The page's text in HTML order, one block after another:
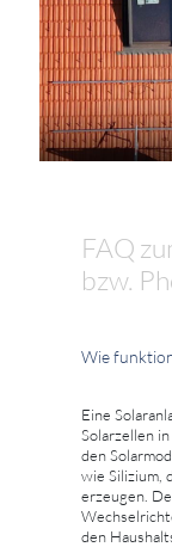
FAQ
bzw.
Wie
Eine
Solarzellen
den
wie Silizium,
erzeugen.
den